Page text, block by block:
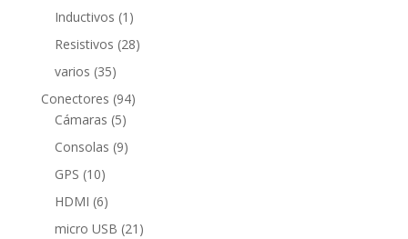
productos
Inductivos 1 1
producto
Resistivos 2828
varios 3535
productos
Conectores 9494
Cámaras 55
productos
Consolas 99
GPS 1010
productos
HDMI 66
productos
micro USB 21 21